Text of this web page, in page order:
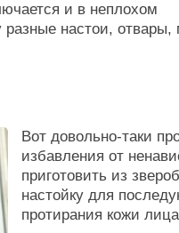
и в неплохом
настои, отвары,
Вот довольно-таки
избавления от
приготовить из
настойку для
протирания кожи